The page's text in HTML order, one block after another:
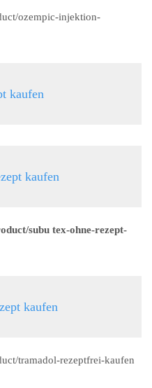
ozempic-injektion-
kaufen
kaufen
subu tex-ohne-rezept-
kaufen
tramadol-rezeptfrei-kaufen